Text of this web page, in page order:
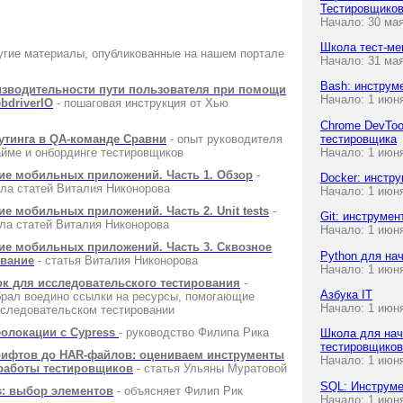
материалы, опубликованные на нашем портале
пути пользователя при помощи
- пошаговая инструкция от Хью
в QA-команде Сравни - опыт руководителя
и онбординге тестировщиков
мобильных приложений. Часть 1. Обзор -
статей Виталия Никонорова
мобильных приложений. Часть 2. Unit tests -
статей Виталия Никонорова
мобильных приложений. Часть 3. Cквозное
- статья Виталия Никонорова
для исследовательского тестирования -
воедино ссылки на ресурсы, помогающие
тестировании
с Cypress - руководство Филипа Рика
до HAR-файлов: оцениваем инструменты
тестировщиков - статья Ульяны Муратовой
выбор элементов - объясняет Филип Рик
Тестировщиков
Начало: 30
Школа тест-
Начало: 31
Bash:
Начало: 1
Chrome
тестировщика
Начало: 1
Docker:
Начало: 1
Git:
Начало: 1
Python для
Начало: 1
Азбука IT
Начало: 1
Школа для
тестировщиков
Начало: 1
SQL:
Начало: 1